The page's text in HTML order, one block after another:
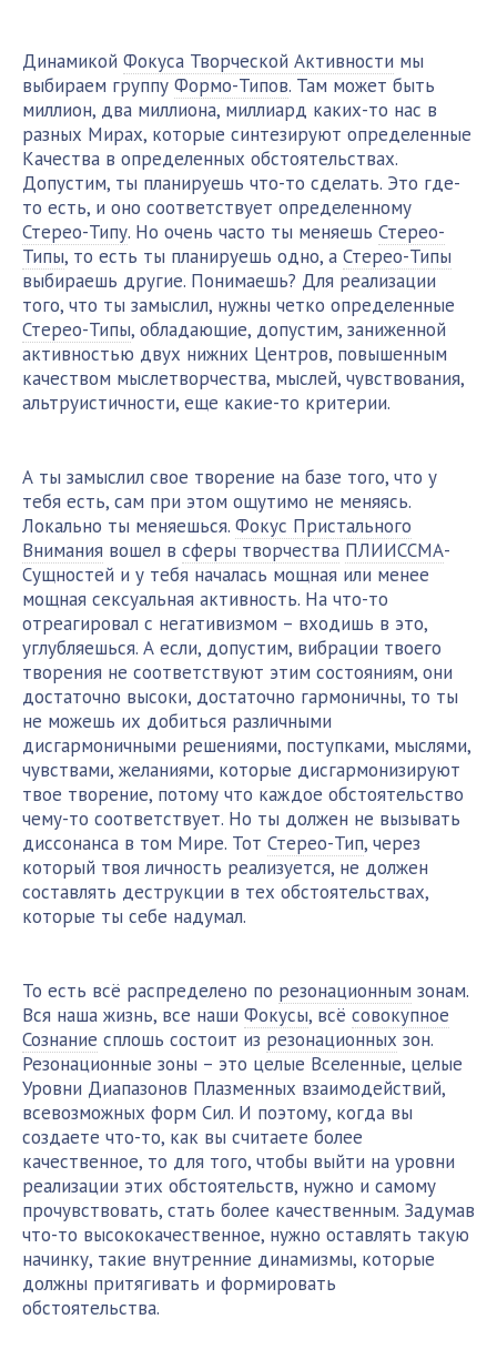
Динамикой Фокуса Творческой Активности мы
выбираем группу Формо-Типов. Там может быть
миллион, два миллиона, миллиард каких-то нас в
разных Мирах, которые синтезируют определенные
Качества в определенных обстоятельствах.
Допустим, ты планируешь что-то сделать. Это где-
то есть, и оно соответствует определенному
Стерео-Типу. Но очень часто ты меняешь Стерео-
Типы, то есть ты планируешь одно, а Стерео-Типы
выбираешь другие. Понимаешь? Для реализации
того, что ты замыслил, нужны четко определенные
Стерео-Типы, обладающие, допустим, заниженной
активностью двух нижних Центров, повышенным
качеством мыслетворчества, мыслей, чувствования,
альтруистичности, еще какие-то критерии.
А ты замыслил свое творение на базе того, что у
тебя есть, сам при этом ощутимо не меняясь.
Локально ты меняешься. Фокус Пристального
Внимания вошел в сферы творчества ПЛИИССМА-
Сущностей и у тебя началась мощная или менее
мощная сексуальная активность. На что-то
отреагировал с негативизмом – входишь в это,
углубляешься. А если, допустим, вибрации твоего
творения не соответствуют этим состояниям, они
достаточно высоки, достаточно гармоничны, то ты
не можешь их добиться различными
дисгармоничными решениями, поступками, мыслями,
чувствами, желаниями, которые дисгармонизируют
твое творение, потому что каждое обстоятельство
чему-то соответствует. Но ты должен не вызывать
диссонанса в том Мире. Тот Стерео-Тип, через
который твоя личность реализуется, не должен
составлять деструкции в тех обстоятельствах,
которые ты себе надумал.
То есть всё распределено по резонационным зонам.
Вся наша жизнь, все наши Фокусы, всё совокупное
Сознание сплошь состоит из резонационных зон.
Резонационные зоны – это целые Вселенные, целые
Уровни Диапазонов Плазменных взаимодействий,
всевозможных форм Сил. И поэтому, когда вы
создаете что-то, как вы считаете более
качественное, то для того, чтобы выйти на уровни
реализации этих обстоятельств, нужно и самому
прочувствовать, стать более качественным. Задумав
что-то высококачественное, нужно оставлять такую
начинку, такие внутренние динамизмы, которые
должны притягивать и формировать
обстоятельства.